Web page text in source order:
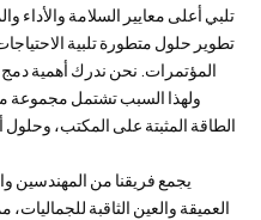
تلبي أعلى معايير السلامة والأداء
تطوير حلول متطورة تلبية
المؤتمرات. نحن ندرك أهمية
ولهذا السبب تشتمل مجموعة
الطاقة المثبتة على المكتب،
يجمع فريقنا من المهندسين
العميقة والعين الثاقبة للجماليات،